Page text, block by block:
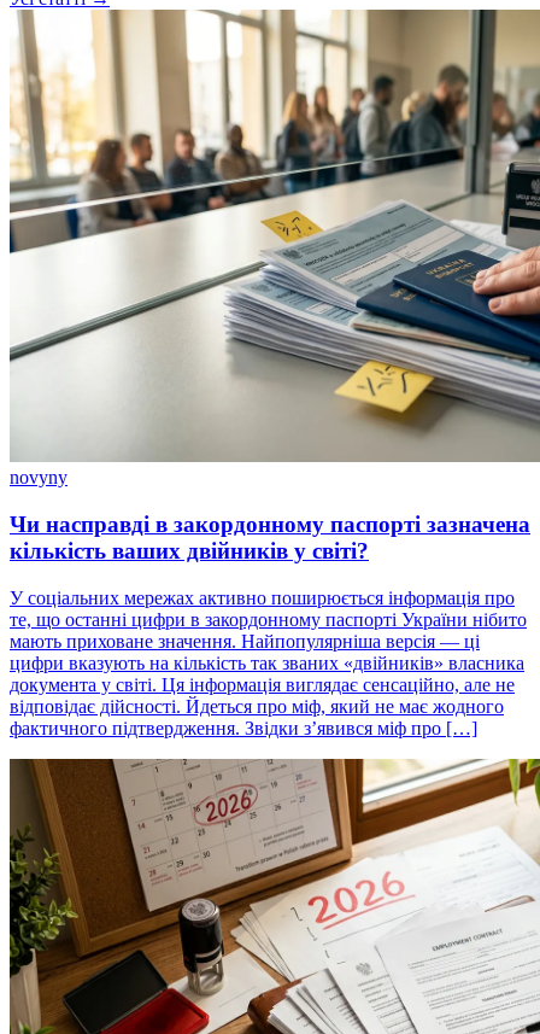
novyny
Чи насправді в закордонному паспорті зазначена
кількість ваших двійників у світі?
У соціальних мережах активно поширюється інформація про
те, що останні цифри в закордонному паспорті України нібито
мають приховане значення. Найпопулярніша версія — ці
цифри вказують на кількість так званих «двійників» власника
документа у світі. Ця інформація виглядає сенсаційно, але не
відповідає дійсності. Йдеться про міф, який не має жодного
фактичного підтвердження. Звідки з’явився міф про […]